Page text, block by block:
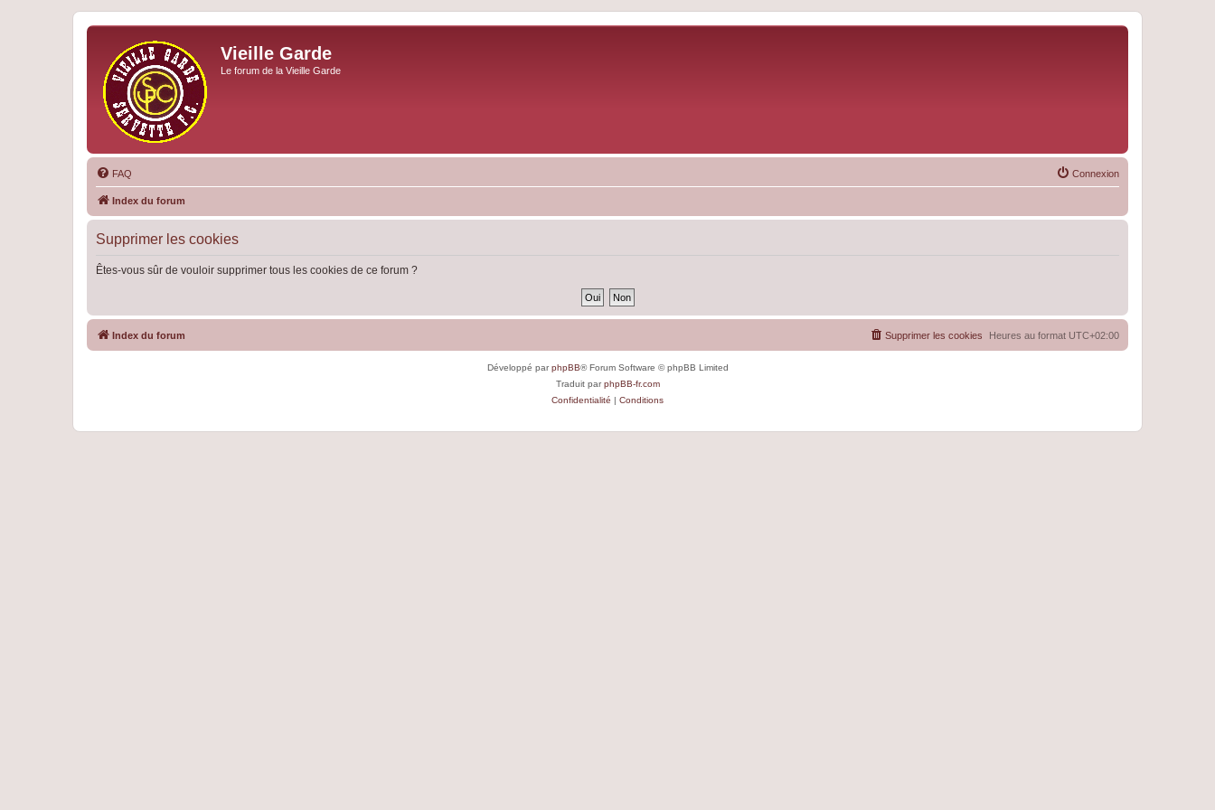
Vieille Garde
Le forum de la Vieille Garde
FAQ Connexion
Index du forum
Supprimer les cookies
Êtes-vous sûr de vouloir supprimer tous les cookies de ce forum ?
Index du forum Heures au format UTC+02:00
Supprimer les cookies
Développé parphpBB® Forum Software © phpBB Limited
Traduit parphpBB-fr.com
Confidentialité | Conditions